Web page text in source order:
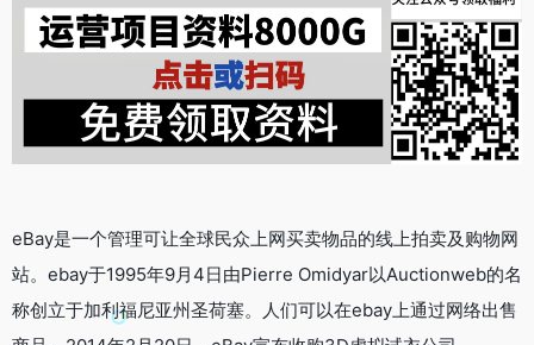
eBay是一个管理可让全球民众上网买卖物品的线上拍卖及购物网
站。ebay于1995年9月4日由Pierre Omidyar以Auctionweb的名
称创立于加利福尼亚州圣荷塞。人们可以在ebay上通过网络出售